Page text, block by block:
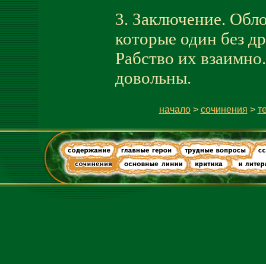
3. Заключение.
которые один без
Рабство их
довольны.
начало> сочинения >